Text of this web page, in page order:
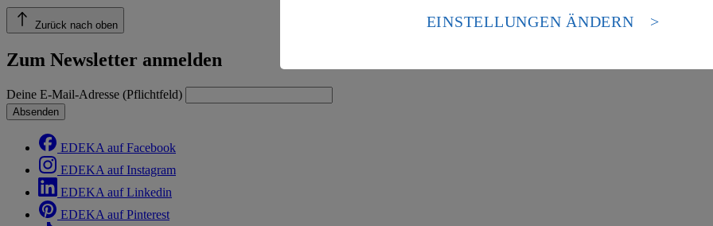
Zurück nach oben
Zum Newsletter anmelden
Deine E-Mail-Adresse (Pflichtfeld)
Absenden
EDEKA auf Facebook
EDEKA auf Instagram
EDEKA auf Linkedin
EDEKA auf Pinterest
Risiko eines Zugriffs durch US-amerikanische Behörden.
EINSTELLUNGEN ÄNDERN